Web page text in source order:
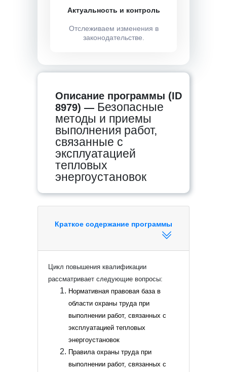
Актуальность и контроль
Отслеживаем изменения в
законодательстве.
Описание программы (ID
8979) — Безопасные
методы и приемы
выполнения работ,
связанные с
эксплуатацией
тепловых
энергоустановок
Краткое содержание программы
Цикл повышения квалификации
рассматривает следующие вопросы:
Нормативная правовая база в
области охраны труда при
выполнении работ, связанных с
эксплуатацией тепловых
энергоустановок
Правила охраны труда при
выполнении работ, связанных с